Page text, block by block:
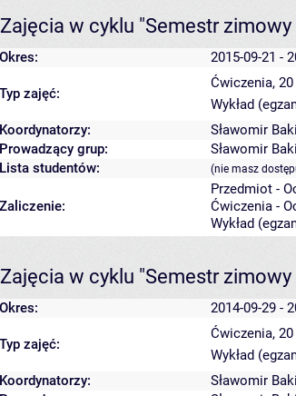
Zajęcia w cyklu "Semestr
Okres: 2015-09-21 -
Typ zajęć:
Ćwiczenia,
Wykład
Koordynatorzy:
Sławomir
Prowadzący grup:
Sławomir
Lista studentów:
(nie masz
Zaliczenie:
Przedmiot -
Ćwiczenia -
Wykład
Zajęcia w cyklu "Semestr
Okres: 2014-09-29 -
Typ zajęć:
Ćwiczenia,
Wykład
Koordynatorzy:
Sławomir